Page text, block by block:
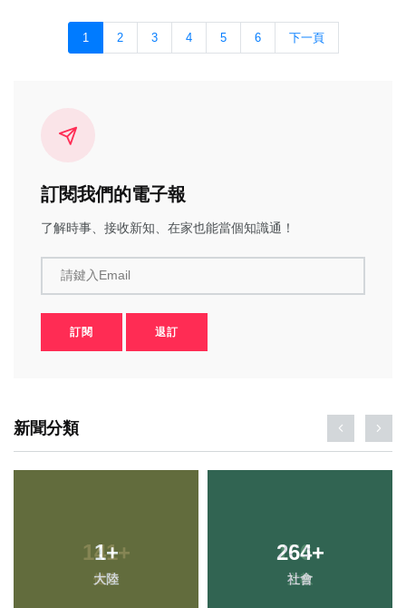
1 2 3 4 5 6 下一頁
訂閱我們的電子報
了解時事、接收新知、在家也能當個知識通！
請鍵入Email
訂閱 退訂
新聞分類
1+
大陸
264+
社會